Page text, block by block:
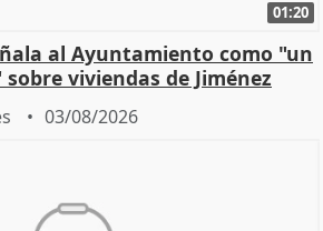
01:20
al Ayuntamiento como "un
viviendas de Jiménez
03/08/2026